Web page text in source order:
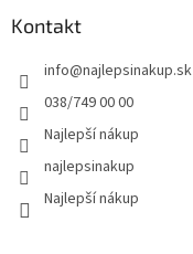
Kontakt
info@najlepsinakup.sk
038/749 00 00
Najlepší nákup
najlepsinakup
Najlepší nákup